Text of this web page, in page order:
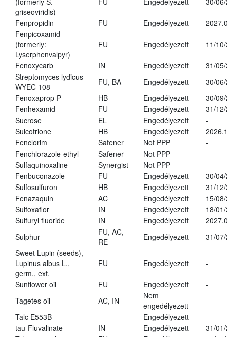
griseoviridis)
Fenpropidin FU Engedélyezett
Fenpicoxamid
(formerly:
Lyserphenvalpyr)
FU Engedélyezett 11/
Fenoxycarb IN Engedélyezett
31/
Streptomyces lydicus
WYEC 108
FU, BA Engedélyezett
30/
Fenoxaprop-P
HB Engedélyezett
30/
Fenhexamid
FU Engedélyezett
31/
Sucrose
EL Engedélyezett
-
Sulcotrione
HB Engedélyezett
Fenclorim
Safener Not PPP
-
Fenchlorazole-ethyl
Safener Not PPP
-
Sulfaquinoxaline
Synergist Not PPP
-
Fenbuconazole
FU Engedélyezett
30/
Sulfosulfuron
HB Engedélyezett
31/
Fenazaquin
AC Engedélyezett
15/
Sulfoxaflor
IN Engedélyezett
18/
Sulfuryl fluoride
IN Engedélyezett
Sulphur
FU, AC,
RE
Engedélyezett
31/
Sweet Lupin (seeds),
Lupinus albus L.,
germ., ext.
FU Engedélyezett -
Sunflower oil FU Engedélyezett
-
Tagetes oil
AC, IN
Nem
engedélyezett
-
Talc E553B
- Engedélyezett
-
tau-Fluvalinate
IN Engedélyezett
31/